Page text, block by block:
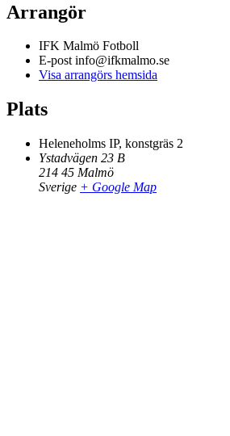
Arrangör
IFK Malmö Fotboll
E-postinfo@ifkmalmo.se
Visa arrangörs hemsida
Plats
Heleneholms IP, konstgräs 2
Ystadvägen 23 B
214 45 Malmö
Sverige + Google Map